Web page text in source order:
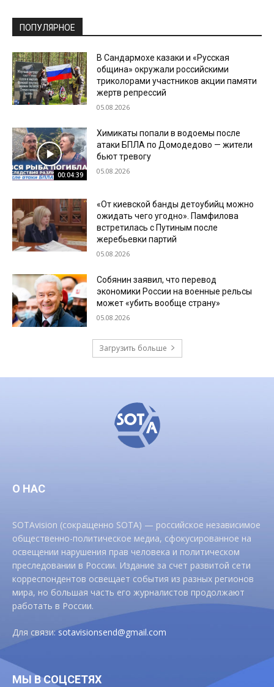
ПОПУЛЯРНОЕ
В Сандармохе казаки и «Русская
община» окружали российскими
триколорами участников акции памяти
жертв репрессий
05.08.2026
00:04:39
Химикаты попали в водоемы после
атаки БПЛА по Домодедово — жители
бьют тревогу
05.08.2026
«От киевской банды детоубийц можно
ожидать чего угодно». Памфилова
встретилась с Путиным после
жеребьевки партий
05.08.2026
Собянин заявил, что перевод
экономики России на военные рельсы
может «убить вообще страну»
05.08.2026
Загрузить больше
О НАС
SOTAvision (сокращенно SOTA) — российское независимое
общественно-политическое медиа, сфокусированное на
освещении нарушения прав человека и политическом
преследовании в России. Издание за счет развитой сети
корреспондентов освещает события из разных регионов
мира, но большая часть его журналистов продолжают
работать в России.
Для связи:sotavisionsend@gmail.com
МЫ В СОЦСЕТЯХ